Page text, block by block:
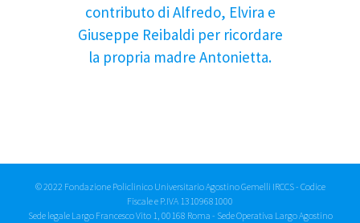
contributo di Alfredo, Elvira e
Giuseppe Reibaldi per ricordare
la propria madre Antonietta.
© 2022 Fondazione Policlinico Universitario Agostino Gemelli IRCCS - Codice
Fiscale e P.IVA 13109681000
Sede legale Largo Francesco Vito 1, 00168 Roma - Sede Operativa Largo Agostino